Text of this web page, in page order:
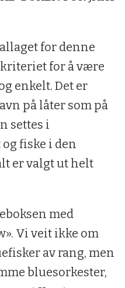
for denne
for å være
enkelt. Det er
på låter som på
settes i
fiske i den
er valgt ut helt
med
Vi veit ikke om
av rang, men
bluesorkester,